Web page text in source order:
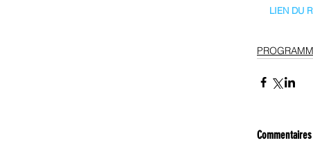
LIEN DU
Commentaires